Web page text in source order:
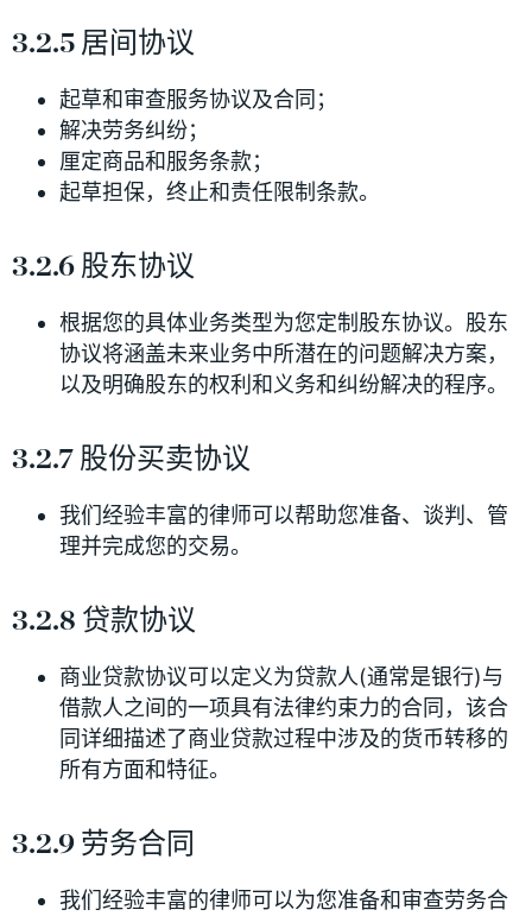
3.2.5 居间协议
起草和审查服务协议及合同；
解决劳务纠纷；
厘定商品和服务条款；
起草担保，终止和责任限制条款。
3.2.6 股东协议
根据您的具体业务类型为您定制股东协议。股东
协议将涵盖未来业务中所潜在的问题解决方案，
以及明确股东的权利和义务和纠纷解决的程序。
3.2.7 股份买卖协议
我们经验丰富的律师可以帮助您准备、谈判、管
理并完成您的交易。
3.2.8 贷款协议
商业贷款协议可以定义为贷款人(通常是银行)与
借款人之间的一项具有法律约束力的合同，该合
同详细描述了商业贷款过程中涉及的货币转移的
所有方面和特征。
3.2.9 劳务合同
我们经验丰富的律师可以为您准备和审查劳务合